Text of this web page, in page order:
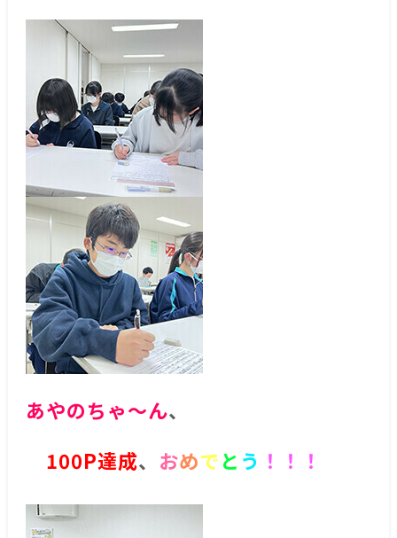
あやのちゃ～ん、
100P達成、 おめでと う ！！！